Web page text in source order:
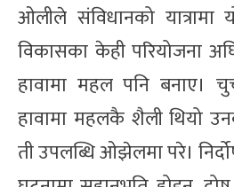
ओलीले संविधानको यात्रामा
विकासका केही परियोजना
हावामा महल पनि बनाए।
हावामा महलकै शैली थियो
ती उपलब्धि ओझेलमा परे।